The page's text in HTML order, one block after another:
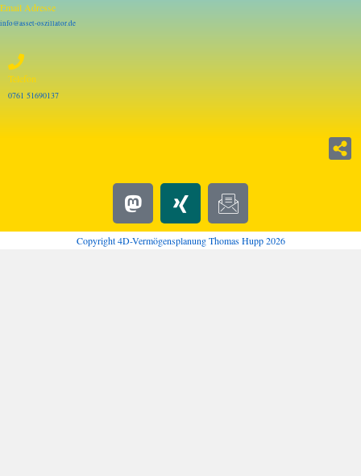
Email Adresse
info@asset-oszillator.de
Telefon
0761 51690137
Copyright 4D-Vermögensplanung Thomas Hupp 2026